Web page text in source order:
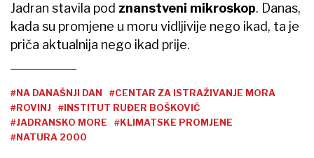
Jadran stavila pod znanstveni mikroskop. Danas,
kada su promjene u moru vidljivije nego ikad, ta je
priča aktualnija nego ikad prije.
#NA DANAŠNJI DAN
#CENTAR ZA ISTRAŽIVANJE MORA
#ROVINJ
#INSTITUT RUĐER BOŠKOVIĆ
#JADRANSKO MORE
#KLIMATSKE PROMJENE
#NATURA 2000